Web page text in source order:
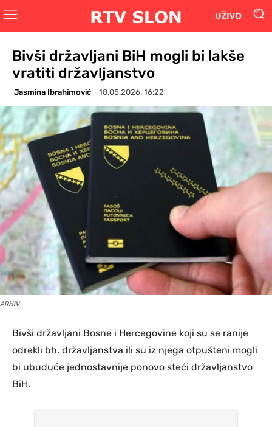
UŽIVO
Bivši državljani BiH mogli bi lakše
vratiti državljanstvo
Jasmina Ibrahimović 18.05.2026. 16:22
ARHIV
Bivši državljani Bosne i Hercegovine koji su se ranije
odrekli bh. državljanstva ili su iz njega otpušteni mogli
bi ubuduće jednostavnije ponovo steći državljanstvo
BiH.